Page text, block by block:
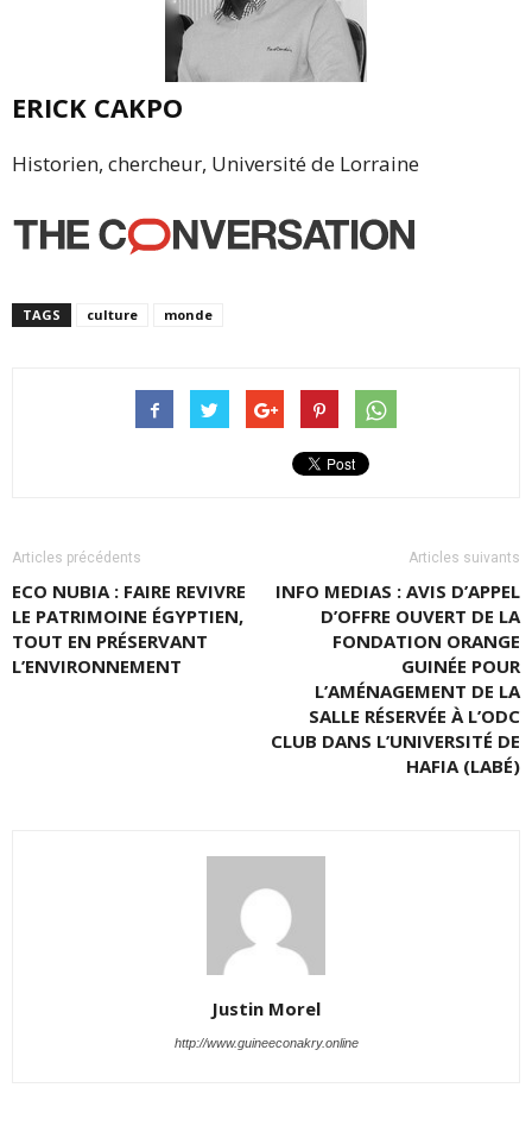
ERICK CAKPO
Historien, chercheur, Université de Lorraine
TAGS culture monde
Articles précédents
ECO NUBIA : FAIRE REVIVRE
LE PATRIMOINE ÉGYPTIEN,
TOUT EN PRÉSERVANT
L’ENVIRONNEMENT
Articles suivants
INFO MEDIAS : AVIS D’APPEL
D’OFFRE OUVERT DE LA
FONDATION ORANGE
GUINÉE POUR
L’AMÉNAGEMENT DE LA
SALLE RÉSERVÉE À L’ODC
CLUB DANS L’UNIVERSITÉ DE
HAFIA (LABÉ)
Justin Morel
http://www.guineeconakry.online